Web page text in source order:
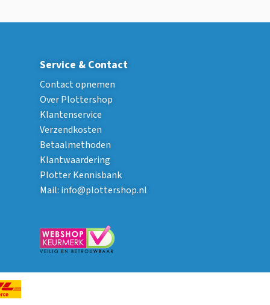
Service & Contact
Contact opnemen
Over Plottershop
Klantenservice
Verzendkosten
Betaalmethoden
Klantwaardering
Plotter Kennisbank
Mail: info@plottershop.nl